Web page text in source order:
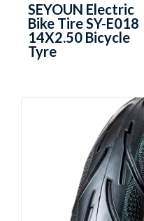
SEYOUN Electric
Bike Tire SY-E018
14X2.50 Bicycle
Tyre